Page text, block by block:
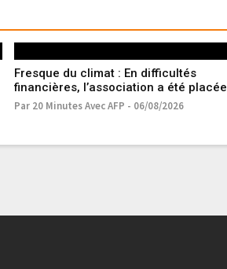
Fresque du climat : En difficultés
financières, l’association a été placée
en procédure de sauvegarde
Par 20 Minutes Avec AFP - 06/08/2026